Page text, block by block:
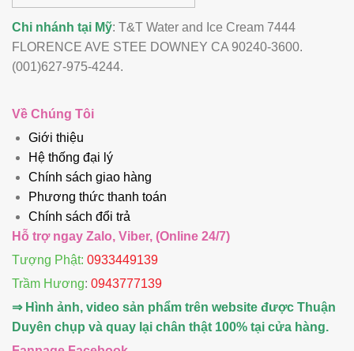
Chi nhánh tại Mỹ: T&T Water and Ice Cream 7444
FLORENCE AVE STEE DOWNEY CA 90240-3600.
(001)627-975-4244.
Về Chúng Tôi
Giới thiệu
Hệ thống đại lý
Chính sách giao hàng
Phương thức thanh toán
Chính sách đổi trả
Hỗ trợ ngay Zalo, Viber, (Online 24/7)
Tượng Phật: 0933449139
Trầm Hương: 0943777139
⇒ Hình ảnh, video sản phẩm trên website được Thuận
Duyên chụp và quay lại chân thật 100% tại cửa hàng.